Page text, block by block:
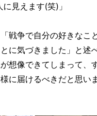
見えます(笑)」
戦争で自分の好きなこ
に気づきました」と述
想像できてしまって、
に届けるべきだと思い